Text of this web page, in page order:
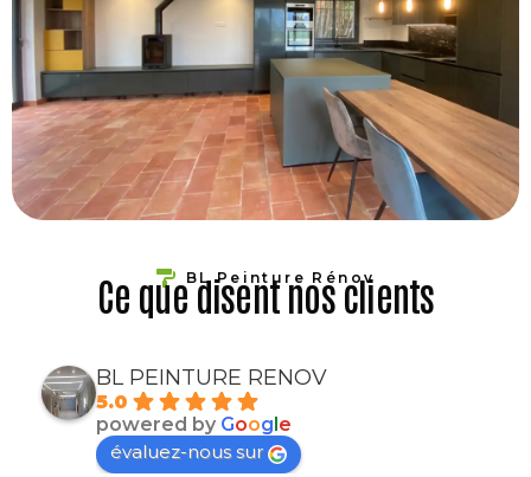
BL Peinture Rénov
Ce que disent nos clients
BL PEINTURE RENOV
5.0
powered by Goog e
évaluez-nous sur